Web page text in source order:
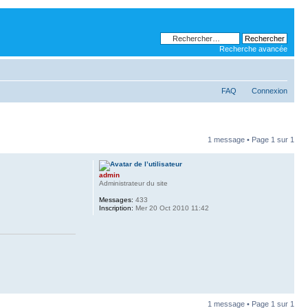
Recherche avancée
FAQ Connexion
1 message • Page 1 sur 1
admin
Administrateur du site
Messages: 433
Inscription: Mer 20 Oct 2010 11:42
1 message • Page 1 sur 1